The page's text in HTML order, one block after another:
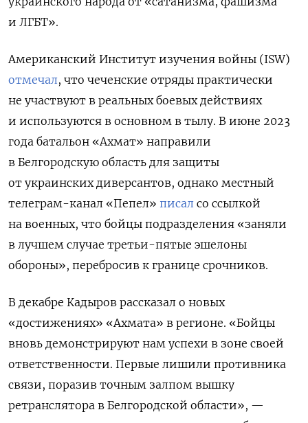
и ЛГБТ».
Американский Институт изучения войны (ISW)
отмечал, что чеченские отряды практически
не участвуют в реальных боевых действиях
и используются в основном в тылу. В июне 2023
года батальон «Ахмат» направили
в Белгородскую область для защиты
от украинских диверсантов, однако местный
телеграм-канал «Пепел» писал со ссылкой
на военных, что бойцы подразделения «заняли
в лучшем случае третьи-пятые эшелоны
обороны», перебросив к границе срочников.
В декабре Кадыров рассказал о новых
«достижениях» «Ахмата» в регионе. «Бойцы
вновь демонстрируют нам успехи в зоне своей
ответственности. Первые лишили противника
связи, поразив точным залпом вышку
ретранслятора в Белгородской области», —